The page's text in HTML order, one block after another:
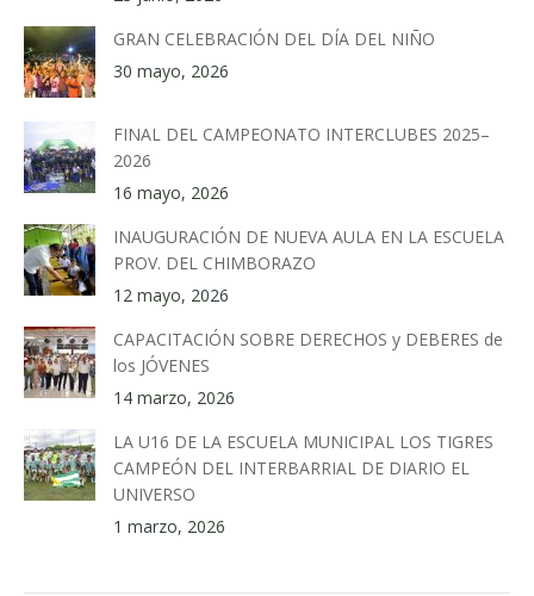
GRAN CELEBRACIÓN DEL DÍA DEL NIÑO
30 mayo, 2026
FINAL DEL CAMPEONATO INTERCLUBES 2025–
2026
16 mayo, 2026
INAUGURACIÓN DE NUEVA AULA EN LA ESCUELA
PROV. DEL CHIMBORAZO
12 mayo, 2026
CAPACITACIÓN SOBRE DERECHOS y DEBERES de
los JÓVENES
14 marzo, 2026
LA U16 DE LA ESCUELA MUNICIPAL LOS TIGRES
CAMPEÓN DEL INTERBARRIAL DE DIARIO EL
UNIVERSO
1 marzo, 2026